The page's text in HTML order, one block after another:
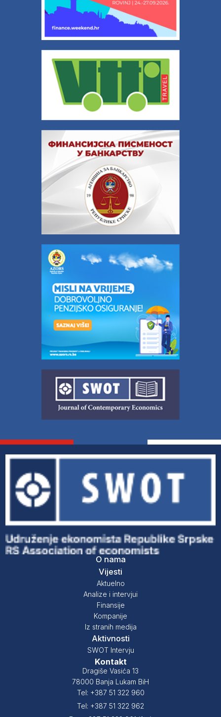
O nama
Vijesti
Aktuelno
Analize i intervjui
Finansije
Kompanije
Iz stranih medija
Aktivnosti
SWOT Intervju
Kontakt
Dragiše Vasića 13
78000 Banja Lukam BiH
Tel: +387 51 322 960
Tel: +387 51 322 962